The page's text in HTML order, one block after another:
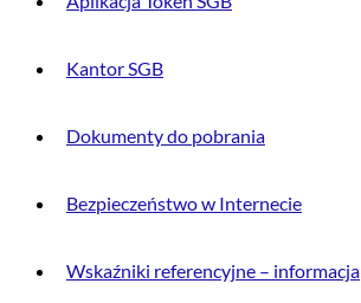
Kantor SGB
Dokumenty do pobrania
Bezpieczeństwo w Internecie
Wskaźniki referencyjne – informacja